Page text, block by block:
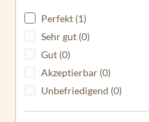
Perfekt (1)
Sehr gut (0)
Gut (0)
Akzeptierbar (0)
Unbefriedigend (0)